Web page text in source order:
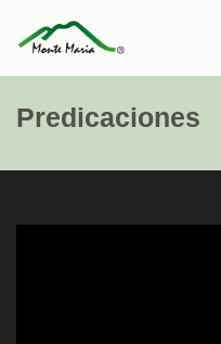
Predicaciones